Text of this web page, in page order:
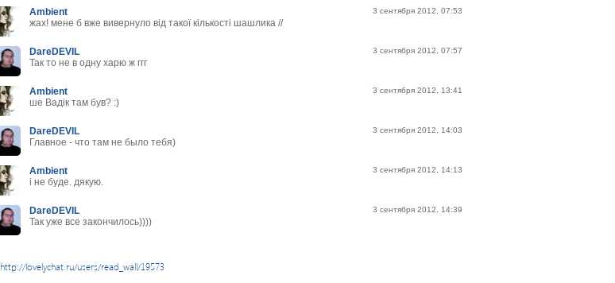
Ambient
жах! мене б вже вивернуло від такої кількості шашлика //
3 сентября 2012, 07:53
DareDEVIL
Так то не в одну харю ж ггг
3 сентября 2012, 07:57
Ambient
ше Вадік там був? :)
3 сентября 2012, 13:41
DareDEVIL
Главное - что там не было тебя)
3 сентября 2012, 14:03
Ambient
і не буде. дякую.
3 сентября 2012, 14:13
DareDEVIL
Так уже все закончилось))))
3 сентября 2012, 14:39
http://lovelychat.ru/users/read_wall/19573